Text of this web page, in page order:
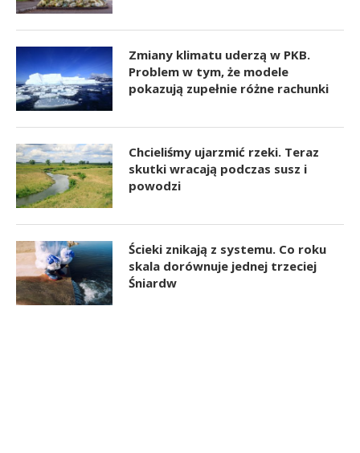
Zmiany klimatu uderzą w PKB.
Problem w tym, że modele
pokazują zupełnie różne rachunki
Chcieliśmy ujarzmić rzeki. Teraz
skutki wracają podczas susz i
powodzi
Ścieki znikają z systemu. Co roku
skala dorównuje jednej trzeciej
Śniardw